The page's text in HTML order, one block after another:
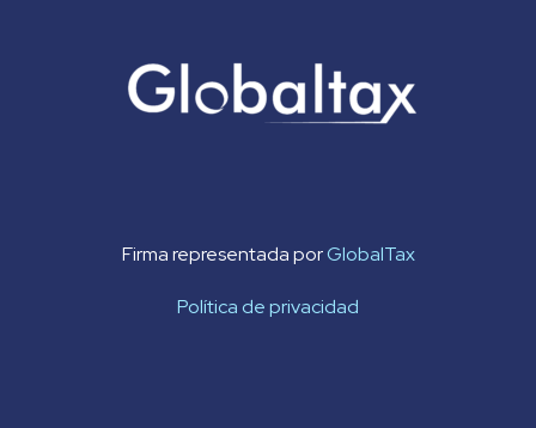
Firma representada porGlobalTax
Política de privacidad